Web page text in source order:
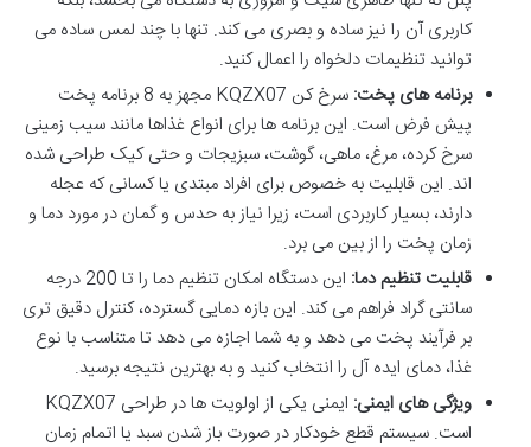
کاربری آن را نیز ساده و بصری می کند. تنها با چند لمس ساده می
توانید تنظیمات دلخواه را اعمال کنید.
برنامه های پخت:
سرخ کن KQZX07 مجهز به 8 برنامه پخت
پیش فرض است. این برنامه ها برای انواع غذاها مانند سیب زمینی
سرخ کرده، مرغ، ماهی، گوشت، سبزیجات و حتی کیک طراحی شده
اند. این قابلیت به خصوص برای افراد مبتدی یا کسانی که عجله
دارند، بسیار کاربردی است، زیرا نیاز به حدس و گمان در مورد دما و
زمان پخت را از بین می برد.
قابلیت تنظیم دما:
این دستگاه امکان تنظیم دما را تا 200 درجه
سانتی گراد فراهم می کند. این بازه دمایی گسترده، کنترل دقیق تری
بر فرآیند پخت می دهد و به شما اجازه می دهد تا متناسب با نوع
غذا، دمای ایده آل را انتخاب کنید و به بهترین نتیجه برسید.
ویژگی های ایمنی:
ایمنی یکی از اولویت ها در طراحی KQZX07
است. سیستم قطع خودکار در صورت باز شدن سبد یا اتمام زمان